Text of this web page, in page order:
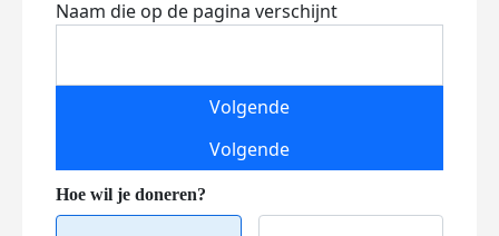
Naam die op de pagina verschijnt
Volgende
Volgende